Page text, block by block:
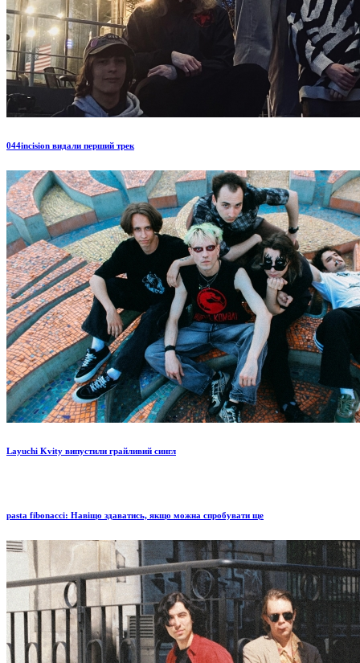
044incision видали перший трек
Layuchi Kvity випустили грайливий сингл
pasta fibonacci: Навіщо здаватись, якщо можна спробувати ще